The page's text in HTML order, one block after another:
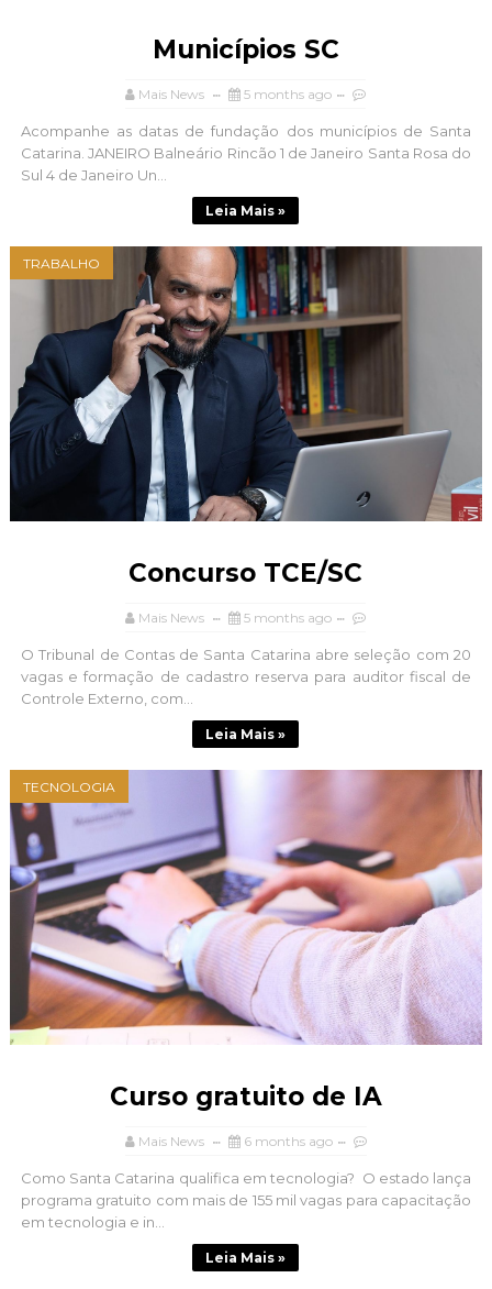
Municípios SC
Mais News 5 months ago
Acompanhe as datas de fundação dos municípios de Santa
Catarina. JANEIRO Balneário Rincão 1 de Janeiro Santa Rosa do
Sul 4 de Janeiro Un...
Leia Mais »
TRABALHO
Concurso TCE/SC
Mais News 5 months ago
O Tribunal de Contas de Santa Catarina abre seleção com 20
vagas e formação de cadastro reserva para auditor fiscal de
Controle Externo, com...
Leia Mais »
TECNOLOGIA
Curso gratuito de IA
Mais News 6 months ago
Como Santa Catarina qualifica em tecnologia? O estado lança
programa gratuito com mais de 155 mil vagas para capacitação
em tecnologia e in...
Leia Mais »